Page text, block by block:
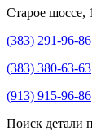
Старое шоссе,
(383) 291-96-86
(383) 380-63-63
(913) 915-96-86
Поиск детали